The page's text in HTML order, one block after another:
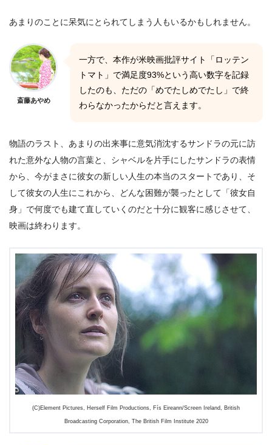
あまりのことに呆気にとられてしまう人もいるかもしれません。
斎藤あやめ
一方で、本作が米映画批評サイト「ロッテン
トマト」で満足度93%という高い数字を記録
したのも、ただの「めでたしめでたし」で終
わらなかったからだと言えます。
物語のラスト、あまりの出来事に意気消沈するサンドラの元に訪
れた意外な人物の言葉と、シャベルを片手にしたサンドラの表情
から、今がまさに彼女の新しい人生の本当のスタートであり、そ
して彼女の人生にこれから、どんな困難が襲ったとして「彼女自
身」で何度でも建て直していくのだと十分に観客に感じさせて、
映画は終わります。
(C)Element Pictures, Herself Film Productions, Fís Eireann/Screen Ireland, British
Broadcasting Corporation, The British Film Institute 2020